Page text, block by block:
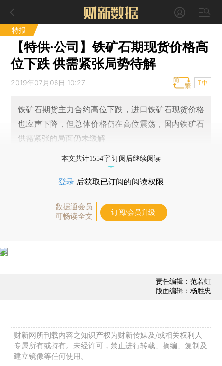
特报
【特供·公司】铁矿石期现货价格高
位下跌 供需紧张局势待解
2019年07月06日 10:27 T中
铁矿石期货主力合约高位下跌，进口铁矿石现货价格
也应声下降，但总体价格仍在高位震荡，国内铁矿石
供需紧张的局面仍未缓解
本文共计1554字 订阅后继续阅读
登录 后获取已订阅的阅读权限
数据通会员
可畅读全文
订阅/会员升级
责任编辑：范若虹
版面编辑：杨胜忠
财新网所刊载内容之知识产权为财新传媒及/或相关权利人
专属所有或持有。未经许可，禁止进行转载、摘编、复制及
建立镜像等任何使用。